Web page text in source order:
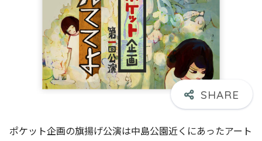
ポケット企画の旗揚げ公演は中島公園近くにあったアート